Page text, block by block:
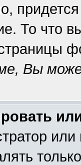
придется
То что
Вы